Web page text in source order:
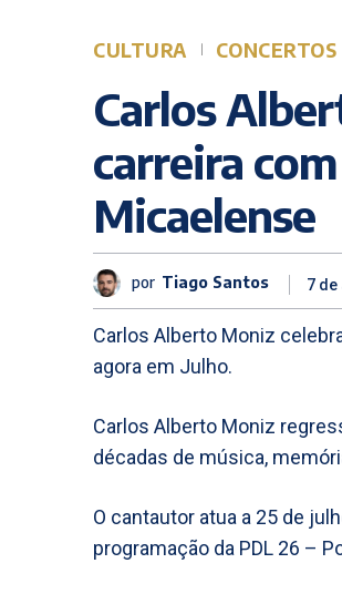
CULTURA CONCERTOS
Carlos
carreira
Micaelense
por Tiago Santos 7 de
Carlos Alberto Moniz
agora em Julho.
Carlos Alberto Moniz
décadas de música,
O cantautor atua a 25 de
programação da PDL 26 –